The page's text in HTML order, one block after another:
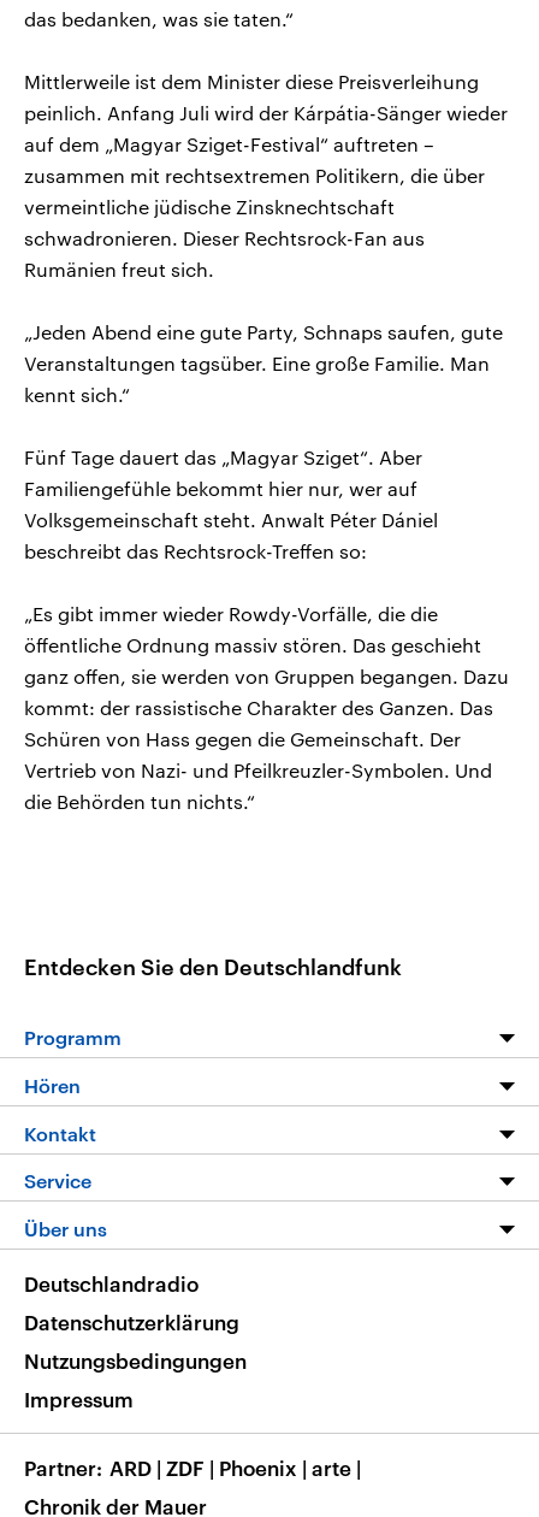
das bedanken, was sie taten.“
Mittlerweile ist dem Minister diese Preisverleihung
peinlich. Anfang Juli wird der Kárpátia-Sänger wieder
auf dem „Magyar Sziget-Festival“ auftreten –
zusammen mit rechtsextremen Politikern, die über
vermeintliche jüdische Zinsknechtschaft
schwadronieren. Dieser Rechtsrock-Fan aus
Rumänien freut sich.
„Jeden Abend eine gute Party, Schnaps saufen, gute
Veranstaltungen tagsüber. Eine große Familie. Man
kennt sich.“
Fünf Tage dauert das „Magyar Sziget“. Aber
Familiengefühle bekommt hier nur, wer auf
Volksgemeinschaft steht. Anwalt Péter Dániel
beschreibt das Rechtsrock-Treffen so:
„Es gibt immer wieder Rowdy-Vorfälle, die die
öffentliche Ordnung massiv stören. Das geschieht
ganz offen, sie werden von Gruppen begangen. Dazu
kommt: der rassistische Charakter des Ganzen. Das
Schüren von Hass gegen die Gemeinschaft. Der
Vertrieb von Nazi- und Pfeilkreuzler-Symbolen. Und
die Behörden tun nichts.“
Entdecken Sie den Deutschlandfunk
Programm
Die Nachrichten
Nachrichtenleicht
Neue Beiträge auf dlf.de
Hören
Livestream
Podcasts
Deutschlandfunk App
Nachrichten App
Frequenzen
Kontakt
Hörerservice
Service
FAQ
Veranstaltungen
Musikliste
RSS
Über uns
Barrierefreiheit
Deutschlandradio
Datenschutzerklärung
Nutzungsbedingungen
Impressum
Partner ARD | ZDF | Phoenix | arte |
Chronik der Mauer